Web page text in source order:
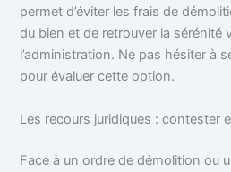
permet d’éviter les frais de
du bien et de retrouver la sérénité
l’administration. Ne pas hésiter à
pour évaluer cette option.
Les recours juridiques : contester
Face à un ordre de démolition ou